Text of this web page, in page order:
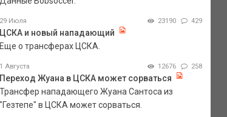
29 Июля 23190 429
ЦСКА и новый нападающий
Еще о трансферах ЦСКА.
1 Августа 12676 258
Переход Жуана в ЦСКА может сорваться
Трансфер нападающего Жуана Сантоса из
"Гезтепе" в ЦСКА может сорваться.